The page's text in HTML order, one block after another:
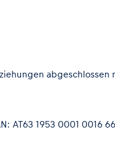
abgeschlossen
1953 0001 0016